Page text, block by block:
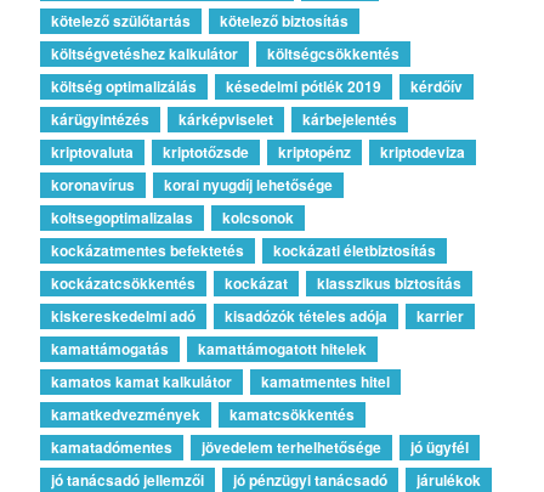
kötelező szülőtartás
kötelező biztosítás
költségvetéshez kalkulátor
költségcsökkentés
költség optimalizálás
késedelmi pótlék 2019
kérdőív
kárügyintézés
kárképviselet
kárbejelentés
kriptovaluta
kriptotőzsde kriptopénz
kriptodeviza
koronavírus
korai nyugdíj lehetősége
koltsegoptimalizalas
kolcsonok
kockázatmentes befektetés
kockázati életbiztosítás
kockázatcsökkentés
kockázat
klasszikus biztosítás
kiskereskedelmi adó
kisadózók tételes adója
karrier
kamattámogatás
kamattámogatott hitelek
kamatos kamat kalkulátor
kamatmentes hitel
kamatkedvezmények
kamatcsökkentés
kamatadómentes
jövedelem terhelhetősége
jó ügyfél
jó tanácsadó jellemzői
jó pénzügyi tanácsadó
járulékok